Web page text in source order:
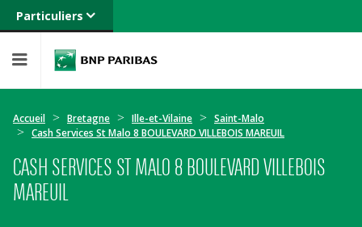
Particuliers
Banque privée
Entreprises
Accueil Bretagne Ille-et-Vilaine
Saint-Malo
Cash Services St Malo 8 BOULEVARD VILLEBOIS MAREUIL
CASH SERVICES ST MALO 8 BOULEVARD VILLEBOIS
MAREUIL